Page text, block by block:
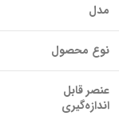
مدل
نوع محصول
عنصر قابل
اندازه‌گیری